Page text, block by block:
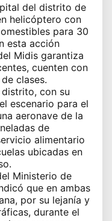
del distrito de
helicóptero con
para 30
esta acción
Midis garantiza
cuenten con
clases.
con su
escenario para el
aeronave de la
de
alimentario
ubicadas en
Ministerio de
que en ambas
por su lejanía y
durante el